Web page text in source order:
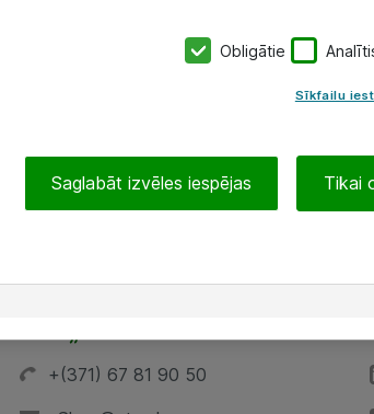
+(371) 67 81 90 50
Obligātie
Sīkfailu
Saglabāt izvēles iespējas Tikai